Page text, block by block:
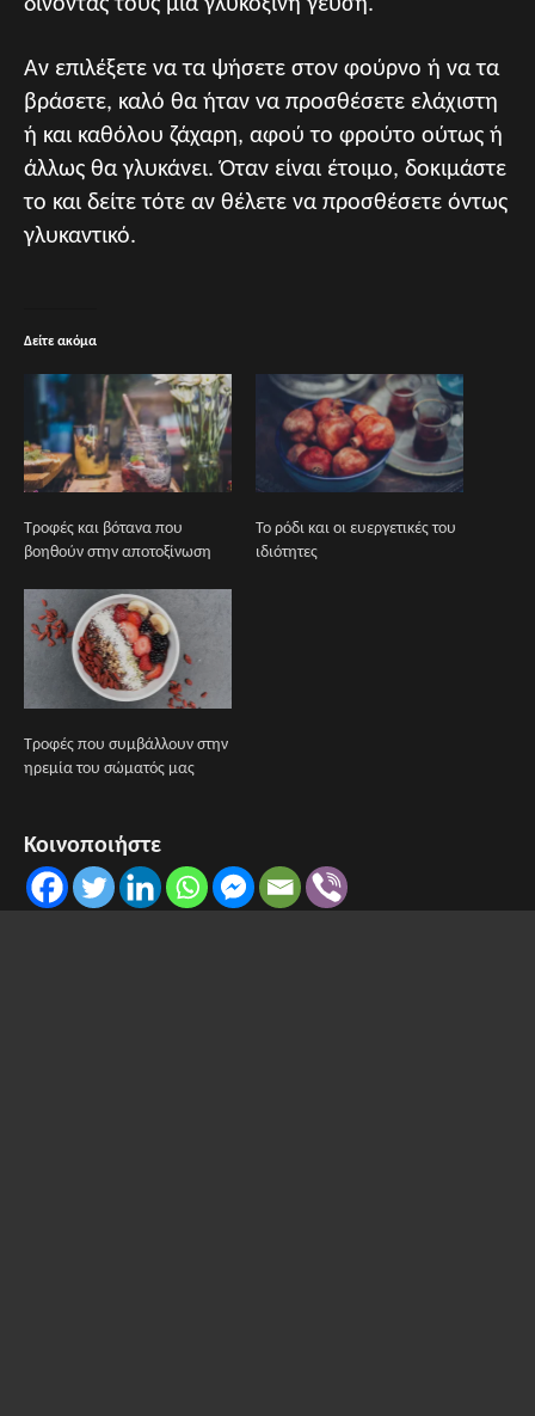
δίνοντάς τους μια γλυκόξινη γεύση.
Αν επιλέξετε να τα ψήσετε στον φούρνο ή να τα
βράσετε, καλό θα ήταν να προσθέσετε ελάχιστη
ή και καθόλου ζάχαρη, αφού το φρούτο ούτως ή
άλλως θα γλυκάνει. Όταν είναι έτοιμο, δοκιμάστε
το και δείτε τότε αν θέλετε να προσθέσετε όντως
γλυκαντικό.
Δείτε ακόμα
Τροφές και βότανα που
βοηθούν στην αποτοξίνωση
Το ρόδι και οι ευεργετικές του
ιδιότητες
Τροφές που συμβάλλουν στην
ηρεμία του σώματός μας
Κοινοποιήστε